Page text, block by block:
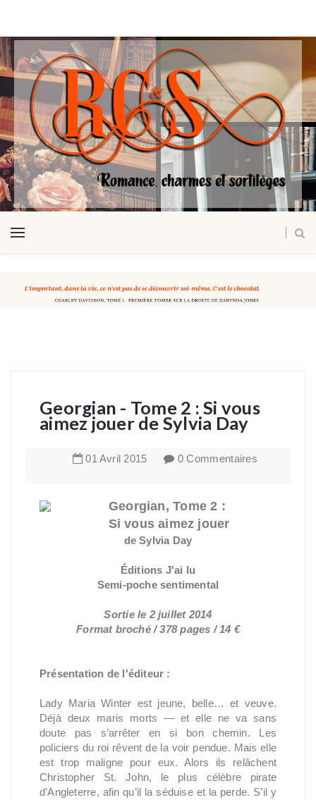
Georgian - Tome 2 : Si vous
aimez jouer de Sylvia Day
01 Avril 2015 0 Commentaires
Georgian,Tome 2 :
Si vous aimez jouer
de Sylvia Day
Éditions J'ai lu
Semi-poche sentimental
Sortie le 2 juillet 2014
Format broché / 378 pages / 14 €
Présentation de l'éditeur :
Lady Maria Winter est jeune, belle… et veuve.
Déjà deux maris morts — et elle ne va sans
doute pas s’arrêter en si bon chemin. Les
policiers du roi rêvent de la voir pendue. Mais elle
est trop maligne pour eux. Alors ils relâchent
Christopher St. John, le plus célèbre pirate
d’Angleterre, afin qu’il la séduise et la perde. S’il y